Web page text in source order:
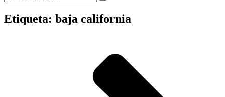
Etiqueta: baja california